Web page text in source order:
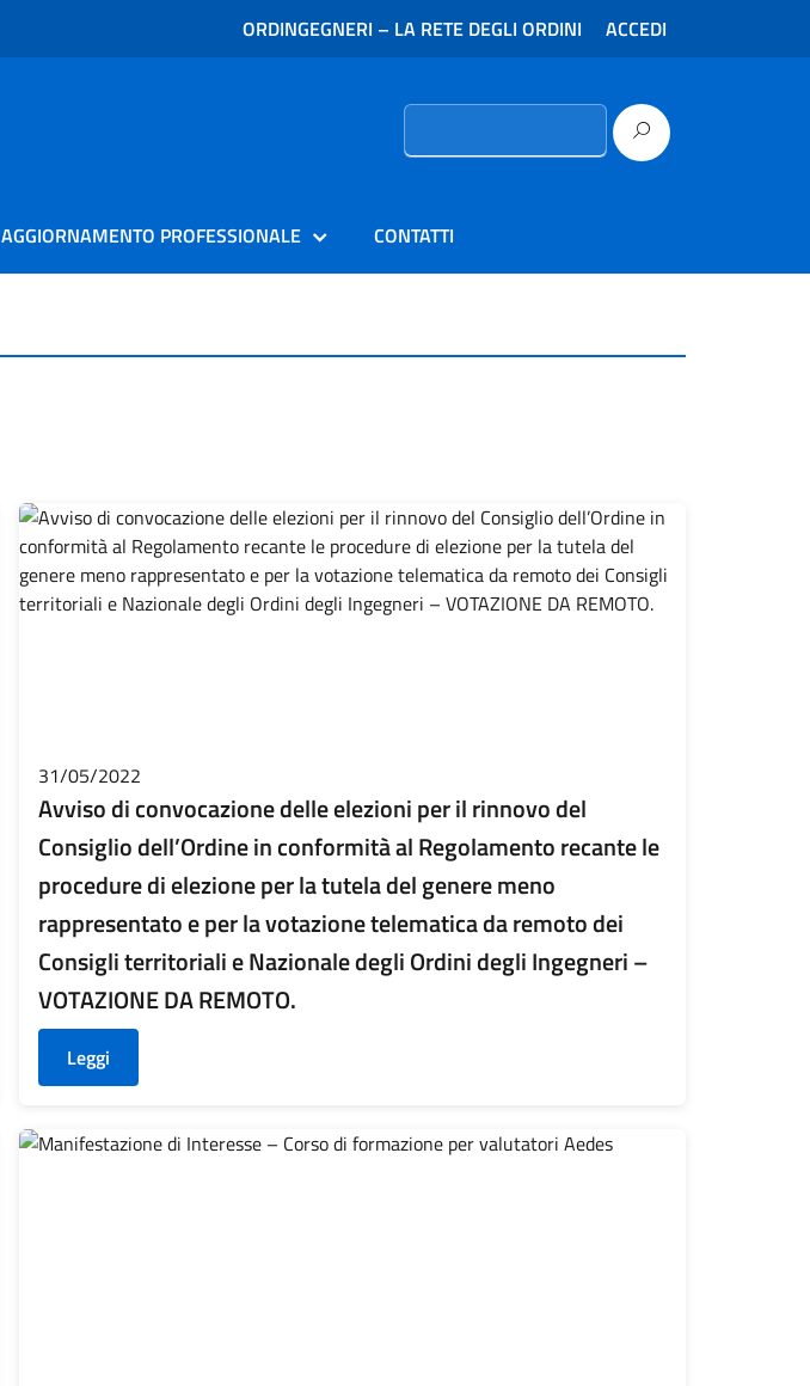
ORDINGEGNERI – LA RETE DEGLI ORDINI ACCEDI
Ricerca
AGGIORNAMENTO PROFESSIONALE CONTATTI
31/05/2022
Avviso di convocazione delle elezioni per il rinnovo del
Consiglio dell’Ordine in conformità al Regolamento recante le
procedure di elezione per la tutela del genere meno
rappresentato e per la votazione telematica da remoto dei
Consigli territoriali e Nazionale degli Ordini degli Ingegneri –
VOTAZIONE DA REMOTO.
Leggi